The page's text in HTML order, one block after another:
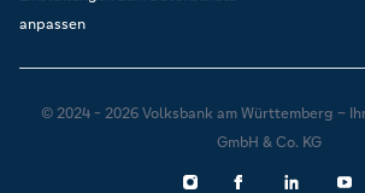
anpassen
© 2024 - 2026 Volksbank am Württemberg –
GmbH & Co. KG